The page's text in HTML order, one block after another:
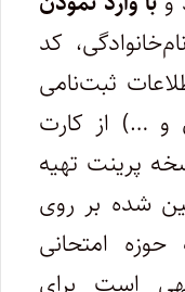
کد
ثبت‌نامی
و …) از کارت
پرینت تهیه
شده بر روی
امتحانی
است برای